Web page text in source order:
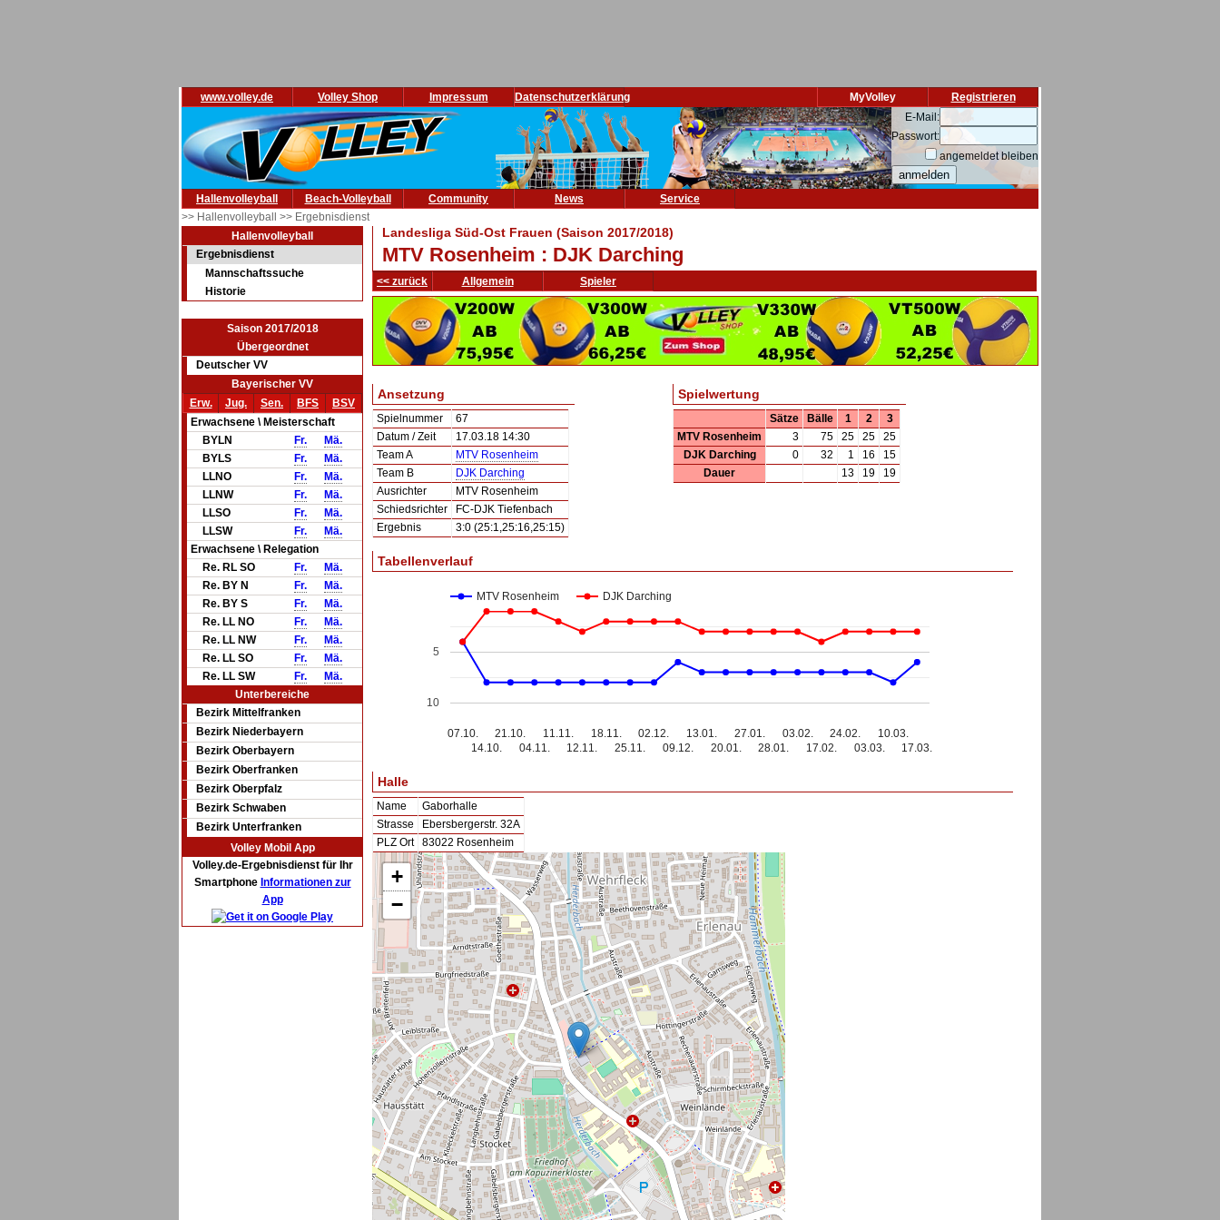
www.volley.de Volley Shop Impressum Datenschutzerklärung Registrieren
MyVolley
E-Mail:
Passwort:
angemeldet bleiben
Hallenvolleyball Beach-Volleyball Community News
Service
>> Hallenvolleyball >> Ergebnisdienst
Hallenvolleyball
Ergebnisdienst
Mannschaftssuche
Historie
Saison 2017/2018
Übergeordnet
Deutscher VV
Bayerischer VV
Erw.
Jug. Sen. BFS
BSV
Erwachsene \ Meisterschaft
BYLN
Fr.
Mä.
BYLS
Fr.
Mä.
LLNO
Fr.
Mä.
LLNW
Fr.
Mä.
LLSO
Fr.
Mä.
LLSW
Fr.
Mä.
Erwachsene \ Relegation
Re. RL SO
Fr.
Mä.
Re. BY N
Fr.
Mä.
Re. BY S
Fr.
Mä.
Re. LL NO
Fr.
Mä.
Re. LL NW
Fr.
Mä.
Re. LL SO
Fr.
Mä.
Re. LL SW
Fr.
Mä.
Unterbereiche
Bezirk Mittelfranken
Bezirk Niederbayern
Bezirk Oberbayern
Bezirk Oberfranken
Bezirk Oberpfalz
Bezirk Schwaben
Bezirk Unterfranken
Volley Mobil App
Volley.de-Ergebnisdienst für Ihr
Smartphone Informationen zur
App
Landesliga Süd-Ost Frauen (Saison 2017/2018)
MTV Rosenheim : DJK Darching
<< zurück Allgemein Spieler
Ansetzung
Spielnummer
67
Datum / Zeit
17.03.18 14:30
Team A
MTV Rosenheim
Team B
DJK Darching
Ausrichter
MTV Rosenheim
Schiedsrichter
FC-DJK Tiefenbach
Ergebnis
3:0 (25:1,25:16,25:15)
Spielwertung
Sätze Bälle 1 2
3
MTV Rosenheim
3 75 25 25
25
DJK Darching
0 32 1 16
15
Dauer
13 19 19
Tabellenverlauf
MTV Rosenheim DJK Darching
07.10.
14.10.
21.10.
04.11.
11.11.
12.11.
18.11.
25.11.
02.12.
09.12.
13.01.
20.01.
27.01.
28.01.
03.02.
17.02.
24.02.
03.03.
10.03.
17.03.
5
10
Halle
Name
Gaborhalle
Strasse
Ebersbergerstr. 32A
PLZ Ort
83022 Rosenheim
+
−